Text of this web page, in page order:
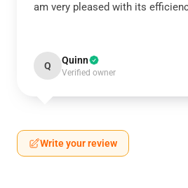
am very pleased with its
Q Quinn
Verified owner
Write your review